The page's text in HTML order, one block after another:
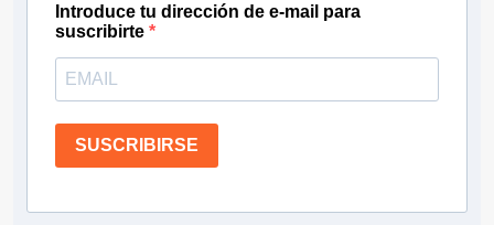
Introduce tu dirección de e-mail para
suscribirte
SUSCRIBIRSE